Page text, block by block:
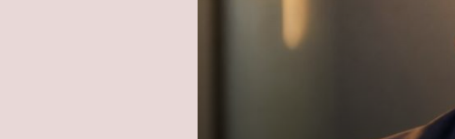
التحوط وتحدد ضوابط تأسيسها